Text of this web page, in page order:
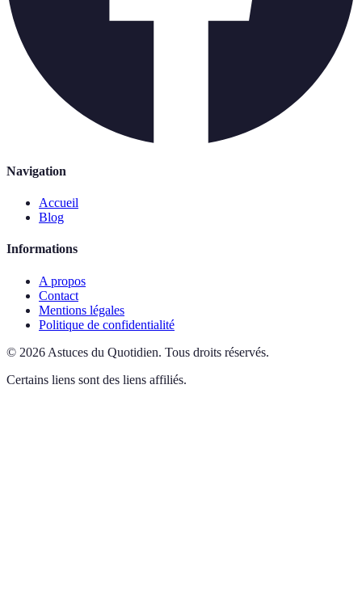
Navigation
Accueil
Blog
Informations
A propos
Contact
Mentions légales
Politique de confidentialité
© 2026 Astuces du Quotidien. Tous droits réservés.
Certains liens sont des liens affiliés.